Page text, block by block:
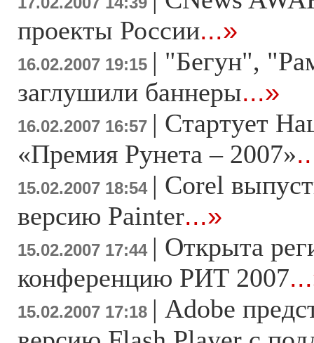
проекты России...»
16.02.2007 19:15 | "Бегун",
заглушили баннеры...»
16.02.2007 16:57 | Стартует
«Премия Рунета – 2007»
15.02.2007 18:54 | Corel
версию Painter...»
15.02.2007 17:44 | Открыта
конференцию РИТ 2007
15.02.2007 17:18 | Adobe